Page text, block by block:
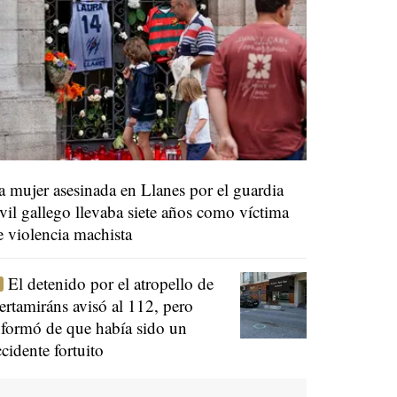
mujer asesinada en Llanes por el guardia
gallego llevaba siete años como víctima
violencia machista
El detenido por el atropello de
avisó al 112, pero
de que había sido un
fortuito